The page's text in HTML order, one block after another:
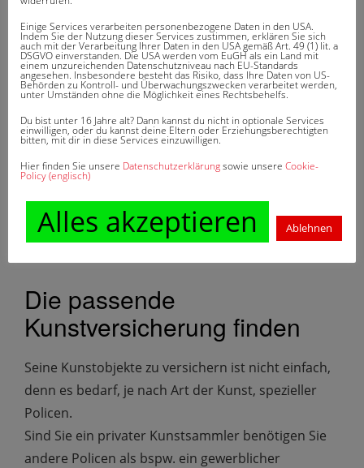
ein Weiterverkauf auf dem Markt sehr schwierig ist.
Ist es dagegen nicht so populär, ist eine
Versicherung auch deutlich teurer da ein Verkauf
weit einfacher ist.
Zudem spielt die Anfälligkeit für Beschädigungen
eine Rolle und außerdem, wie schwierig oder
kostspielig eine Restauration sein wird. Für
Objekte, die einer besonderen Restauration
bedürfen, werden meist Zuschläge verlangt, da im
Falle eines Schadens hohe Restaurationskosten
anfallen.
Die passende
Kunstversicherung finden
Seine Kunstobjekte zu versichern ist nicht einfach,
denn es bedarf, je nach Art der Kunst, spezieller
Policen.
Sind Sie ein privater Kunstsammler benötigen Sie
andere Policen als bspw. ein gewerblicher
Einige Services verarbeiten personenbezogene Daten in den USA.
Indem Sie der Nutzung dieser Services zustimmen, erklären Sie sich
auch mit der Verarbeitung Ihrer Daten in den USA gemäß Art. 49 (1) lit. a
DSGVO einverstanden. Die USA werden vom EuGH als ein Land mit
einem unzureichenden Datenschutzniveau nach EU-Standards
angesehen. Insbesondere besteht das Risiko, dass Ihre Daten von US-
Behörden zu Kontroll- und Überwachungszwecken verarbeitet werden,
unter Umständen ohne die Möglichkeit eines Rechtsbehelfs.
Du bist unter 16 Jahre alt? Dann kannst du nicht in optionale Services
einwilligen, oder du kannst deine Eltern oder Erziehungsberechtigten
bitten, mit dir in diese Services einzuwilligen.
Hier finden Sie unsere Datenschutzerklärungsowie unsere Cookie-
Policy (englisch)
Alles akzeptieren Ablehnen